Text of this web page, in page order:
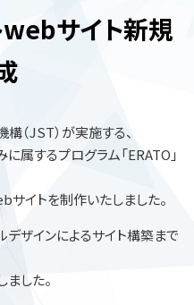
サイト新規
（JST）が実施する、
属するプログラム「ERATO」
イトを制作いたしました。
ザインによるサイト構築まで
した。